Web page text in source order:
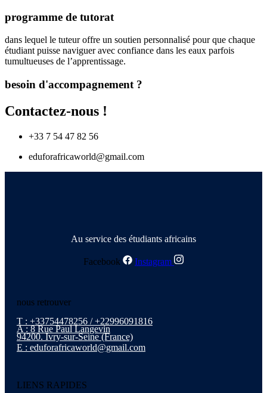
programme de tutorat
dans lequel le tuteur offre un soutien personnalisé pour que chaque
étudiant puisse naviguer avec confiance dans les eaux parfois
tumultueuses de l’apprentissage.
besoin d'accompagnement ?
Contactez-nous !
+33 7 54 47 82 56
eduforafricaworld@gmail.com
Au service des étudiants africains
Facebook Instagram
nous retrouver
T : +33754478256 / +22996091816
A : 8 Rue Paul Langevin
94200. Ivry-sur-Seine (France)
E : eduforafricaworld@gmail.com
LIENS RAPIDES